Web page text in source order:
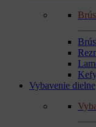
Vybavenie dielne